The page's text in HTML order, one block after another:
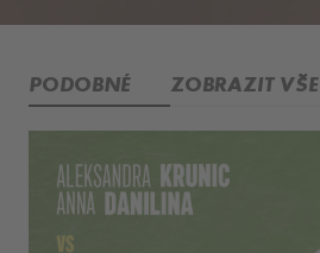
PODOBNÉ ZOBRAZIT VŠE